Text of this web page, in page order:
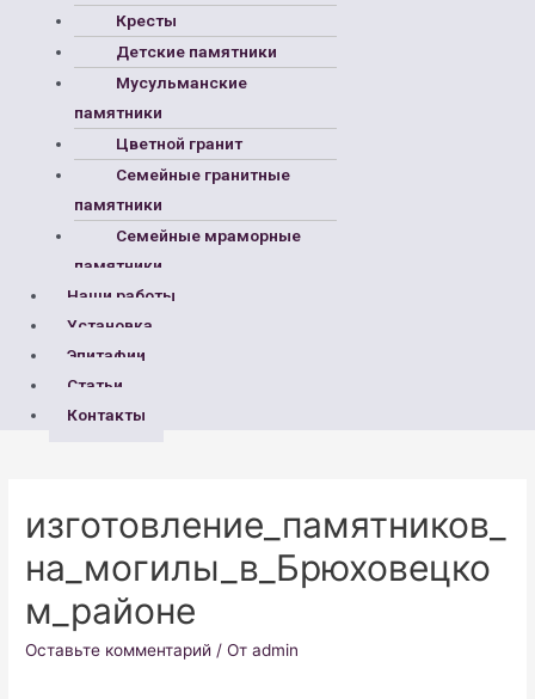
Кресты
Детские памятники
Мусульманские
памятники
Цветной гранит
Семейные гранитные
памятники
Семейные мраморные
памятники
Наши работы
Установка
Эпитафии
Статьи
Контакты
изготовление_памятников_
на_могилы_в_Брюховецко
м_районе
Оставьте комментарий / От admin